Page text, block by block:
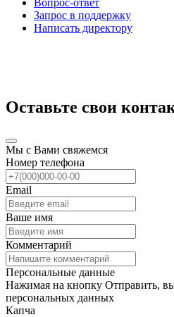
Вопрос-ответ
Запрос в поддержку
Написать директору
Оставьте свои
Мы с Вами свяжемся
Номер телефона
Email
Ваше имя
Комментарий
Персональные данные
Нажимая на кнопку Отправить, вы
персональных данных
Капча